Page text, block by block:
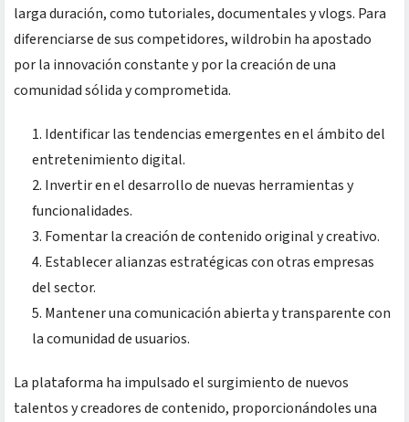
larga duración, como tutoriales, documentales y vlogs. Para
diferenciarse de sus competidores, wildrobin ha apostado
por la innovación constante y por la creación de una
comunidad sólida y comprometida.
Identificar las tendencias emergentes en el ámbito del
entretenimiento digital.
Invertir en el desarrollo de nuevas herramientas y
funcionalidades.
Fomentar la creación de contenido original y creativo.
Establecer alianzas estratégicas con otras empresas
del sector.
Mantener una comunicación abierta y transparente con
la comunidad de usuarios.
La plataforma ha impulsado el surgimiento de nuevos
talentos y creadores de contenido, proporcionándoles una